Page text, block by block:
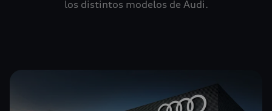
los distintos modelos de Audi.